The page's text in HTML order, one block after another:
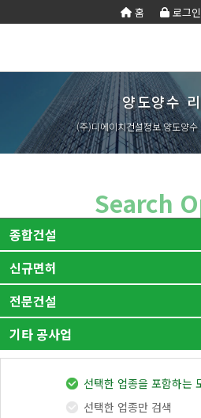
홈 로그인
회사
소개
사업
영역
합
건
설
업
토목건축
공사업
경설비공
사업
조경공사
업
전문건설업
지반조성·포
장공사업
실내건축공
사업
도장·습식·방 조경식재·시
트공사업
비계공사업
상·하수도설 철도·궤도공
철강구조물공수중·준설공
기계설비·가 가스·난방공
금속·창호·지
건축물조립공
양도
양수
리스
트
공
제
조
합
실
태
조
사
기
재
사
항
변
경
법령
서식
국가
계약
법령
관계
서식
건설
업등
록서
식
실질
자본
금
계산
기
양도양수
(주)디에이치건설정보 양도양수
Search
종합건설
전체
토목
토목건축
신규면허
전체
신규면허-토목
전문건설
전체
지반조성·포장공사업
토공 / 포장 / 보링 )
실내건축공사업
기타 공사업
정보통신
선택한 업종을 포함하는
선택한 업종만 검색